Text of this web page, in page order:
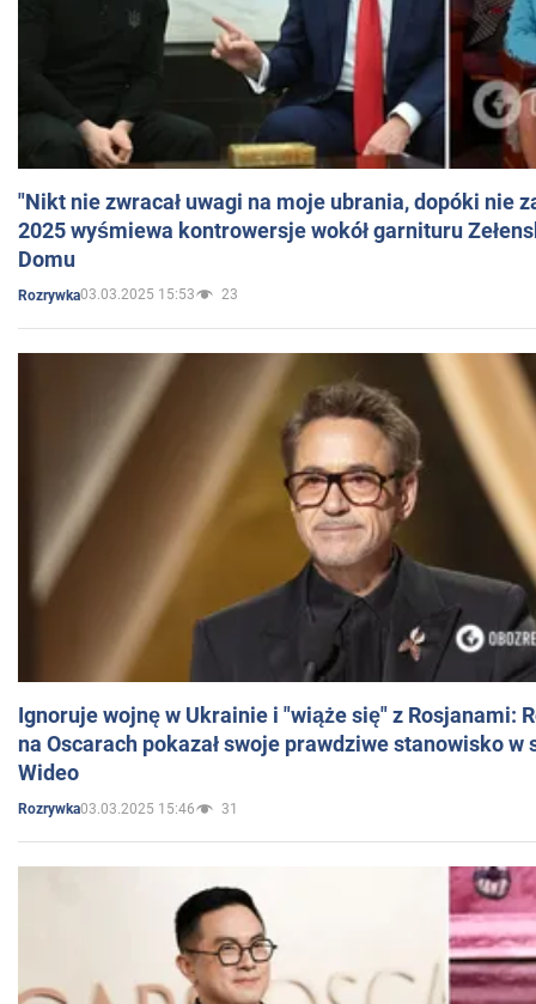
"Nikt nie zwracał uwagi na moje ubrania, dopóki nie
2025 wyśmiewa kontrowersje wokół garnituru
Domu
Rozrywka03.03.2025 15:53 23
Ignoruje wojnę w Ukrainie i "wiąże się" z Rosjanami:
na Oscarach pokazał swoje prawdziwe stanowisko w
Wideo
Rozrywka03.03.2025 15:46 31